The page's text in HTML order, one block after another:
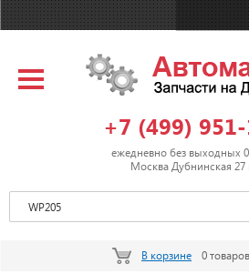
+7 (499)
ежедневно без выходных
Москва Дубнинская 27
В корзине 0 товаров